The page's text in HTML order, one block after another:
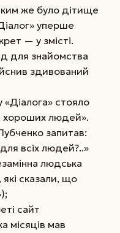
же було дітище
уперше
— у змісті.
для знайомства
здивований
«Діалога» стояло
хороших людей».
запитав:
всіх людей?..»
людська
які сказали, що
сайт
місяців мав